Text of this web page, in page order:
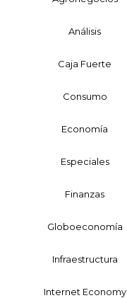
Análisis
Caja Fuerte
Consumo
Economía
Especiales
Finanzas
Globoeconomía
Infraestructura
Internet Economy